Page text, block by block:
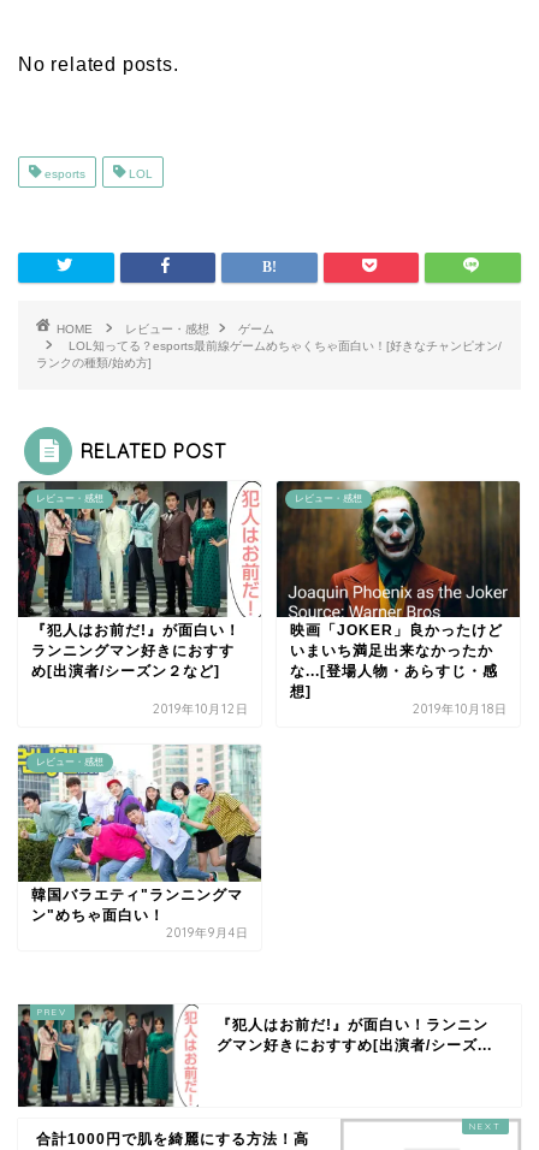
No related posts.
esports LOL
HOME レビュー・感想
ゲーム
LOL知ってる？esports最前線ゲームめちゃくちゃ面白い！[好きなチャンピオン/
ランクの種類/始め方]
RELATED POST
レビュー・感想
『犯人はお前だ!』が面白い！
ランニングマン好きにおすす
め[出演者/シーズン２など]
2019年10月12日
レビュー・感想
映画「JOKER」良かったけど
いまいち満足出来なかったか
な...[登場人物・あらすじ・感
想]
2019年10月18日
レビュー・感想
韓国バラエティ"ランニングマ
ン"めちゃ面白い！
2019年9月4日
『犯人はお前だ!』が面白い！ランニン
グマン好きにおすすめ[出演者/シーズ...
合計1000円で肌を綺麗にする方法！高